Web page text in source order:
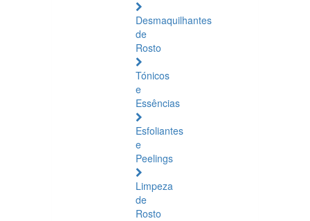
Desmaquilhantes
de
Rosto
Tónicos
e
Essências
Esfoliantes
e
Peelings
Limpeza
de
Rosto